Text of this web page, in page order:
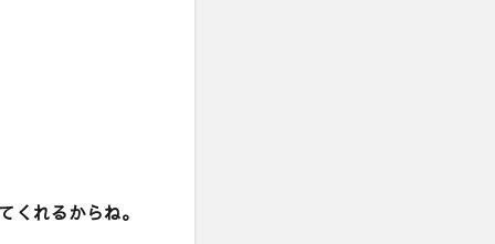
くれるからね。